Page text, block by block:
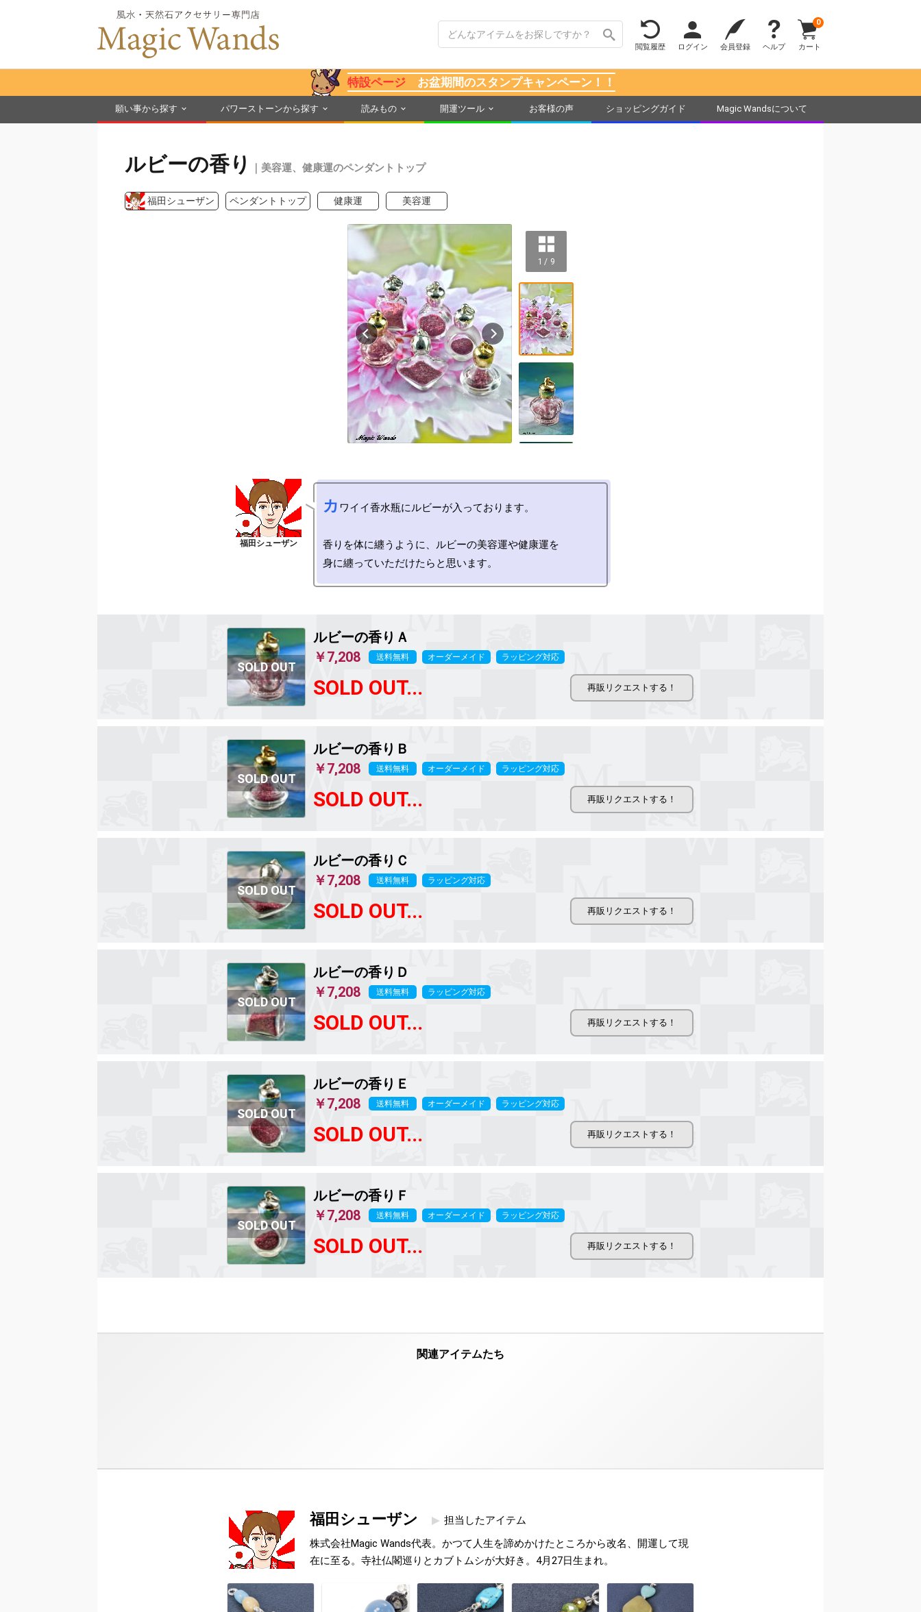
閲覧履歴 ログイン 会員登録 ヘルプ カート
0
特設ページ お盆期間のスタンプキャンペーン！！
願い事から探す パワーストーンから探す 読みもの 開運ツール お客様の声 ショッピングガイド Magic Wandsについて
ルビーの香り ｜美容運、健康運のペンダントトップ
福田シューザン ペンダントトップ 健康運 美容運
1 / 9
カ ワイイ香水瓶にルビーが入っております。
香りを体に纏うように、ルビーの美容運や健康運を
ルビーの香りＡ
￥7,208
送料無料 オーダーメイド ラッピング対応
SOLD OUT...
ルビーの香りＢ
￥7,208
送料無料 オーダーメイド ラッピング対応
SOLD OUT...
ルビーの香りＣ
￥7,208
送料無料 ラッピング対応
SOLD OUT...
ルビーの香りＤ
￥7,208
送料無料 ラッピング対応
SOLD OUT...
ルビーの香りＥ
￥7,208
送料無料 オーダーメイド ラッピング対応
SOLD OUT...
ルビーの香りＦ
￥7,208
送料無料 オーダーメイド ラッピング対応
SOLD OUT...
福田シューザン
担当したアイテム
株式会社Magic Wands代表。かつて人生を諦めかけたところから改名、開運して現
在に至る。寺社仏閣巡りとカブトムシが大好き。4月27日生まれ。